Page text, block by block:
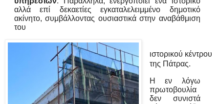
αλλά επί δεκαετίες εγκαταλελειμμένο δημοτικό
ακίνητο, συμβάλλοντας ουσιαστικά στην αναβάθμιση
του
ιστορικού κέντρου
της Πάτρας.
Η εν λόγω
πρωτοβουλία
δεν συνιστά